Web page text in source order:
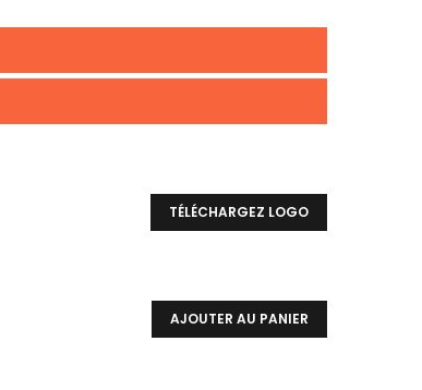
TÉLÉCHARGEZ LOGO
AJOUTER AU PANIER